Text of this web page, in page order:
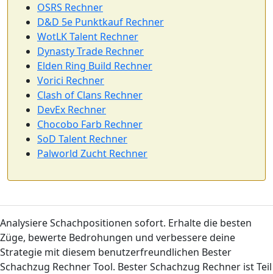
OSRS Rechner
D&D 5e Punktkauf Rechner
WotLK Talent Rechner
Dynasty Trade Rechner
Elden Ring Build Rechner
Vorici Rechner
Clash of Clans Rechner
DevEx Rechner
Chocobo Farb Rechner
SoD Talent Rechner
Palworld Zucht Rechner
Analysiere Schachpositionen sofort. Erhalte die besten
Züge, bewerte Bedrohungen und verbessere deine
Strategie mit diesem benutzerfreundlichen Bester
Schachzug Rechner Tool. Bester Schachzug Rechner ist Teil